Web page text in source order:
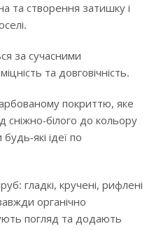
та створення затишку і
за сучасними
та довговічність.
покриттю, яке
сніжно-білого до кольору
які ідеї по
гладкі, кручені, рифлені
органічно
погляд та додають